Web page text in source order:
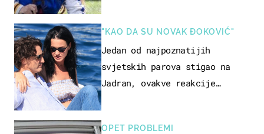
"KAO DA SU NOVAK ĐOKOVIĆ"
Jedan od najpoznatijih
svjetskih parova stigao na
Jadran, ovakve reakcije
OPET PROBLEMI